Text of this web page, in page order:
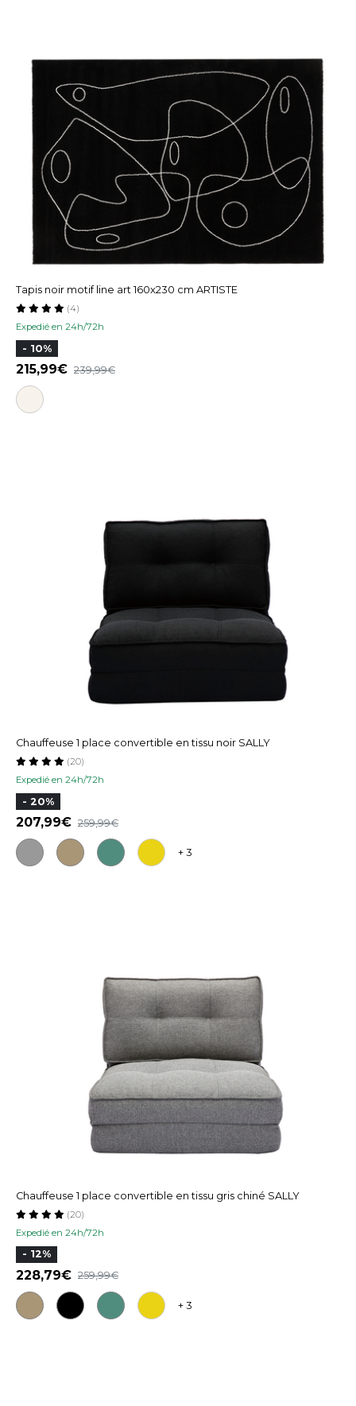
Tapis noir motif line art 160x230 cm ARTISTE
Expedié en 24h/72h
(4)
- 10%
215,99 239,99
Chauffeuse 1 place convertible en tissu noir SALLY
Expedié en 24h/72h
(20)
- 20%
207,99 259,99
+ 3
Chauffeuse 1 place convertible en tissu gris chiné SALLY
Expedié en 24h/72h
(20)
- 12%
228,79 259,99
+ 3